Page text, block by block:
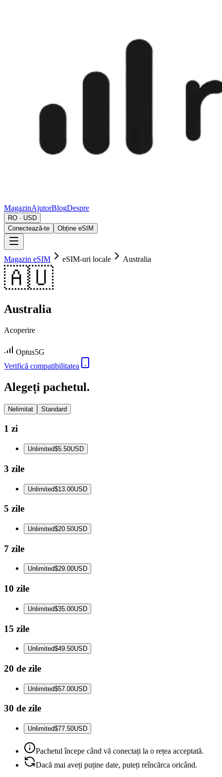
MagazinAjutorBlogDespre
RO · USD
Conectează-te
Obține eSIM
Magazin eSIM eSIM-uri locale Australia
🇦🇺
Australia
Acoperire
Optus5G
Verifică compatibilitatea
Alegeți pachetul.
Nelimitat Standard
1 zi
Unlimited$5.50USD
3 zile
Unlimited$13.00USD
5 zile
Unlimited$20.50USD
7 zile
Unlimited$29.00USD
10 zile
Unlimited$35.00USD
15 zile
Unlimited$49.50USD
20 de zile
Unlimited$57.00USD
30 de zile
Unlimited$77.50USD
Pachetul începe când vă conectați la o rețea acceptată.
Dacă mai aveți puține date, puteți reîncărca oricând.